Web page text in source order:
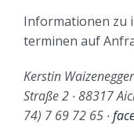
Informationen zu
terminen auf
Kerstin
Straße 2 ∙ 88317
74) 7 69 72 65 ∙